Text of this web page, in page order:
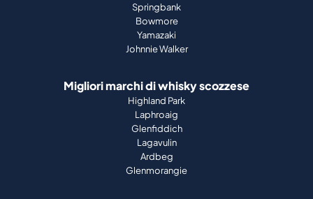
Springbank
Bowmore
Yamazaki
Johnnie Walker
Migliori marchi di whisky scozzese
Highland Park
Laphroaig
Glenfiddich
Lagavulin
Ardbeg
Glenmorangie